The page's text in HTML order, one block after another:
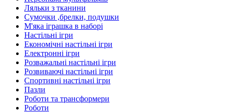
Ляльки з тканини
Сумочки ,брелки, подушки
М'яка іграшка в наборі
Настільні ігри
Економічні настільні ігри
Електронні ігри
Розважальні настільні ігри
Розвиваючі настільні ігри
Спортивні настільні ігри
Пазли
Роботи та трансформери
Роботи